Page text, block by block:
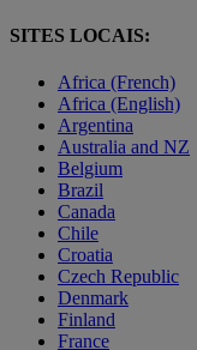
SITES LOCAIS:
Africa (French)
Africa (English)
Argentina
Australia and NZ
Belgium
Brazil
Canada
Chile
Croatia
Czech Republic
Denmark
Finland
France